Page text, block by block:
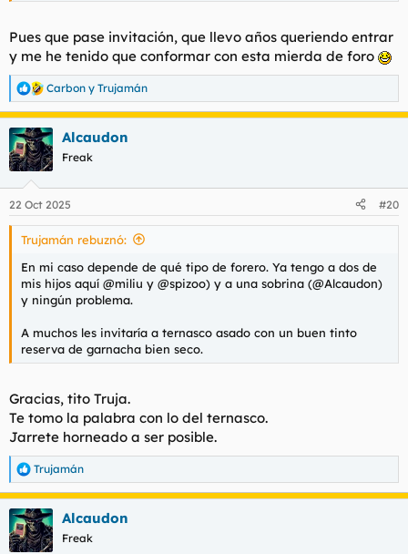
Pues que pase invitación, que llevo años queriendo entrar
y me he tenido que conformar con esta mierda de foro
R
e
c
c
i
e
s
Carbon y Trujamán
Alcaudon
Freak
22 Oct 2025 #20
Trujamán rebuznó:
En mi caso depende de qué tipo de forero. Ya tengo a dos de
mis hijos aquí @miliu y @spizoo) y a una sobrina (@Alcaudon)
y ningún problema.
A muchos les invitaría a ternasco asado con un buen tinto
reserva de garnacha bien seco.
Gracias, tito Truja.
Te tomo la palabra con lo del ternasco.
Jarrete horneado a ser posible.
R
e
c
c
i
Trujamán
Alcaudon
Freak